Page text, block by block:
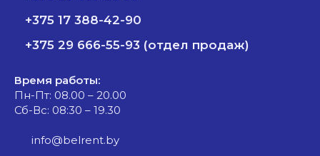
+375 17 388-42-90
+375 29 666-55-93 (отдел продаж)
Время работы:
Пн-Пт: 08.00 – 20.00
Сб-Вс: 08:30 – 19.30
info@belrent.by